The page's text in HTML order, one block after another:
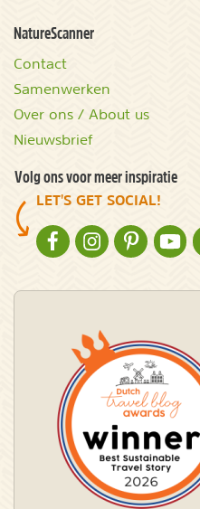
NatureScanner
Contact
Samenwerken
Over ons / About us
Nieuwsbrief
Volg ons voor meer inspiratie
LET'S GET SOCIAL!
NATURESCANNER OP
NATURESCANNER